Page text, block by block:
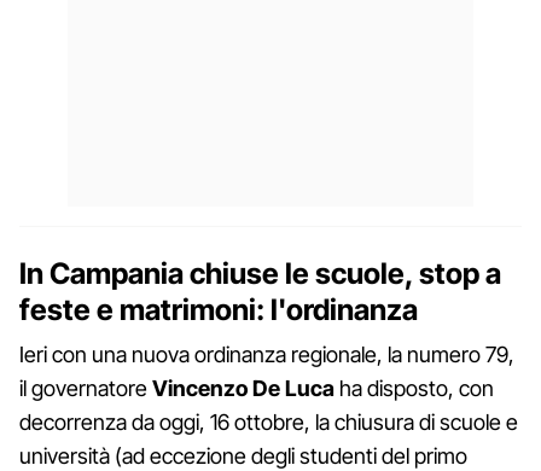
In Campania chiuse le scuole, stop a
feste e matrimoni: l'ordinanza
Ieri con una nuova ordinanza regionale, la numero 79,
il governatoreVincenzo De Luca ha disposto, con
decorrenza da oggi, 16 ottobre, la chiusura di scuole e
università (ad eccezione degli studenti del primo